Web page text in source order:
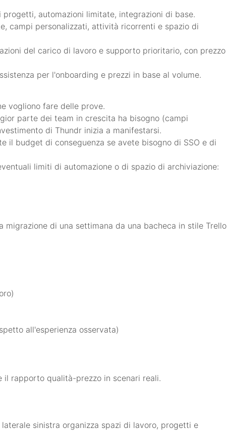
automazioni limitate, integrazioni di base.
campi personalizzati, attività ricorrenti e spazio di
del carico di lavoro e supporto prioritario, con prezzo
per l'onboarding e prezzi in base al volume.
vogliono fare delle prove.
parte dei team in crescita ha bisogno (campi
di Thundr inizia a manifestarsi.
il budget di conseguenza se avete bisogno di SSO e di
limiti di automazione o di spazio di archiviazione:
di una settimana da una bacheca in stile Trello
all'esperienza osservata)
rapporto qualità-prezzo in scenari reali.
sinistra organizza spazi di lavoro, progetti e